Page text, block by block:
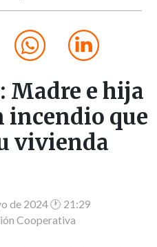
Madre e hija
incendio que
vivienda
de 2024 🕐 21:29
Cooperativa